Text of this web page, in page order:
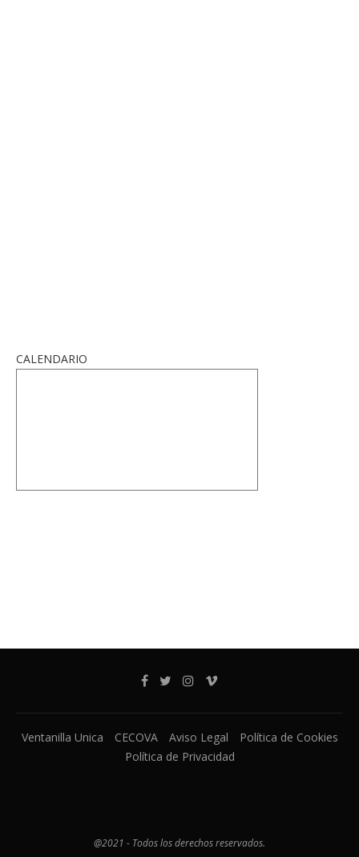
CALENDARIO
Ventanilla Unica CECOVA Aviso Legal
Política de Cookies
Política de Privacidad
@2021 - Todos los derechos reservados.